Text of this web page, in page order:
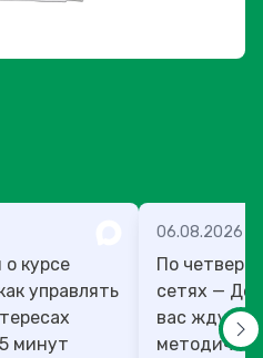
курсе
управлять
минут
06.08.2026
По
сетях — День
вас ждут